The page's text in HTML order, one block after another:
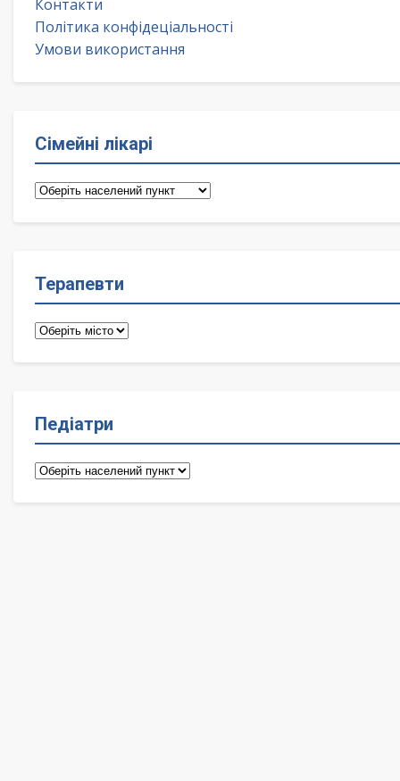
Контакти
Політика конфідеціальності
Умови використання
Сімейні лікарі
Сімейні
Терапевти
Терапевти
Педіатри
Педіатри